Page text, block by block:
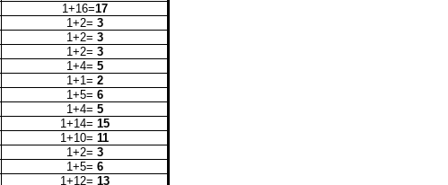
1+16=17
1+2= 3
1+2= 3
1+2= 3
1+4= 5
1+1= 2
1+5= 6
1+4= 5
1+14= 15
1+10= 11
1+2= 3
1+5= 6
1+12= 13